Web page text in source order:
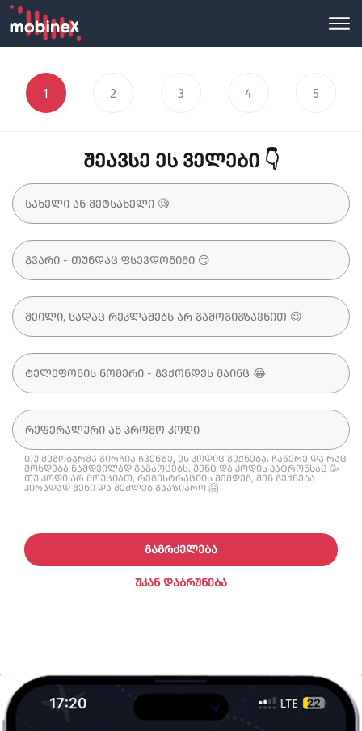
1 2 3 4 5
შეავსე ეს ველები 👇
თუ მეგობარმა გირჩია ჩვენზე, ეს კოდიც გექნება. ჩაწერე და რაც
მოხდება ნამდვილად გაგაოცებს. შენც და კოდის პატრონსაც 🥳
თუ კოდი არ მოუციათ, რეგისტრაციის შემდეგ, შენ გექნება
პირადად შენი და შეძლებ გააზიარო 🤗
ᲣᲙᲐᲜ ᲓᲐᲑᲠᲣᲜᲔᲑᲐ
ᲒᲐᲒᲠᲫᲔᲚᲔᲑᲐ